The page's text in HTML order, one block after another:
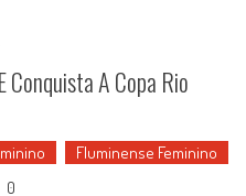
Conquista A Copa Rio
Fluminense Feminino
0